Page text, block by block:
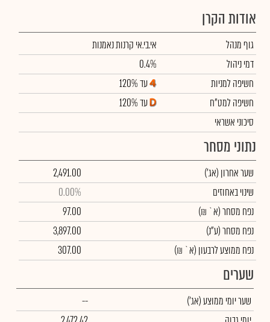
אודות הקרן
גוף מנהל
אי.בי.אי קרנות נאמנות
דמי ניהול
0.4%
חשיפה למניות
עד 120%
חשיפה למט"ח
עד 120%
סיכוני אשראי
נתוני מסחר
שער אחרון (אג')
2,491.00
שינוי באחוזים
0.00%
נפח מסחר(א` ₪)
97.00
נפח מסחר(ע"נ)
3,897.00
נפח ממוצע לרבעון (א` ₪)
307.00
שערים
שער יומי ממוצע(אג')
--